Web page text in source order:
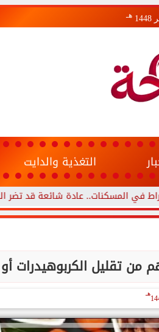
هـ
التغذية والدايت
5 خطوات بسيطة تحميك عادة شائعة قد تضر الكلى...
من تقليل الكربوهيدرات
هـ